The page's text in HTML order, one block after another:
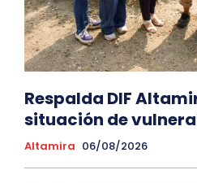
Respalda DIF
situación de
Altamira 06/08/2026